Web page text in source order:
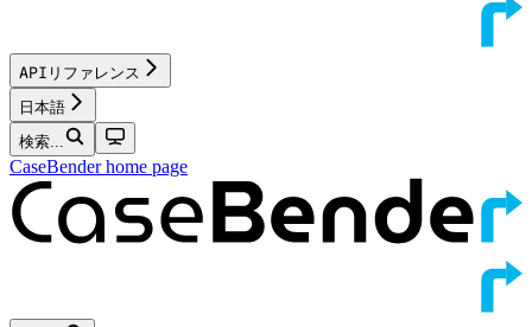
APIリファレンス
日本語
検索...
CaseBenderhome page